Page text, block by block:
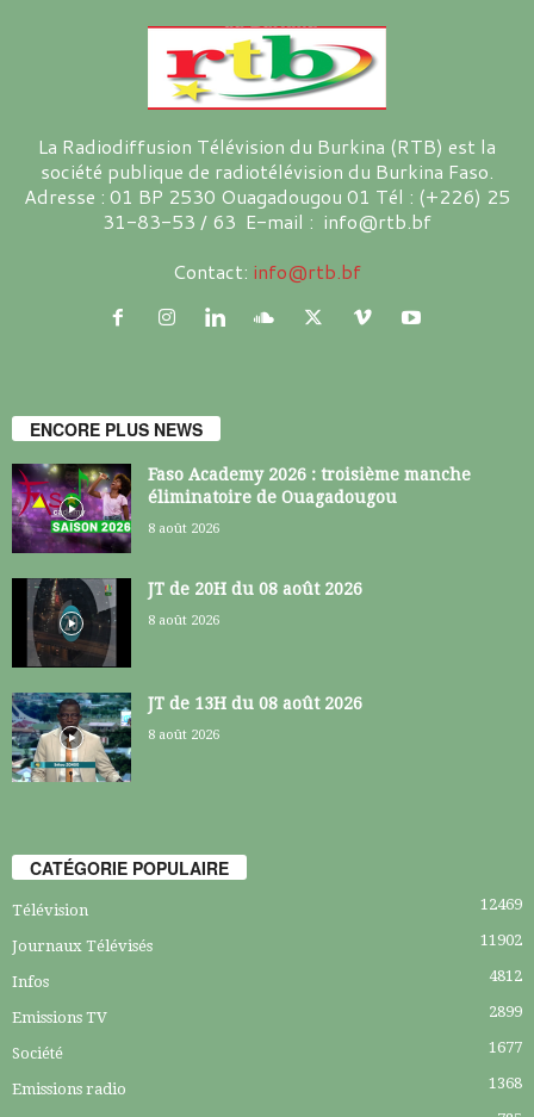
La Radiodiffusion Télévision du Burkina (RTB) est la
société publique de radiotélévision du Burkina Faso.
Adresse : 01 BP 2530 Ouagadougou 01 Tél : (+226) 25
31-83-53 / 63 E-mail : info@rtb.bf
Contact: info@rtb.bf
ENCORE PLUS NEWS
Faso Academy 2026 : troisième manche
éliminatoire de Ouagadougou
8 août 2026
JT de 20H du 08 août 2026
8 août 2026
JT de 13H du 08 août 2026
8 août 2026
CATÉGORIE POPULAIRE
Télévision 12469
Journaux Télévisés 11902
Infos 4812
Emissions TV 2899
Société 1677
Emissions radio 1368